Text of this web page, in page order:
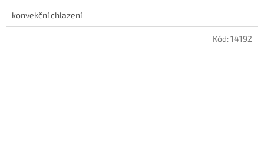
konvekční chlazení
Kód:14192